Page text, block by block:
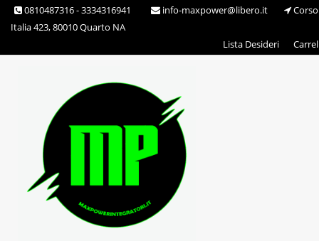
Skip 0810487316 - 3334316941 info-maxpower@libero.it
Corso
Italia 423, 80010 Quarto NA
Lista Desideri